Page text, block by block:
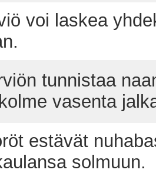
voi laskea
tunnistaa
vasenta
estävät
solmuun.